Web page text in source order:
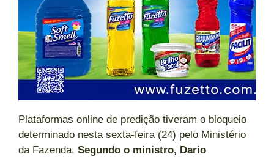
Plataformas online de predição tiveram o bloqueio
determinado nesta sexta-feira (24) pelo Ministério
da Fazenda. Segundo o ministro, Dario